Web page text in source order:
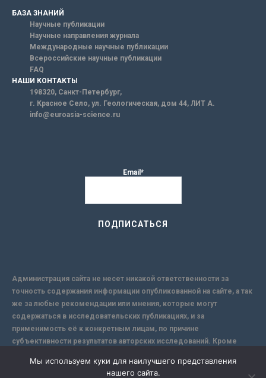
БАЗА ЗНАНИЙ
Научные публикации
Научные направления журнала
Международные научные публикации
Всероссийские научные публикации
FAQ
НАШИ КОНТАКТЫ
198320, Санкт-Петербург,
г. Красное Село, ул. Геологическая, дом 44, ЛИТ А.
info@euroasia-science.ru
Email*
Администрация сайта не несет никакой ответственности за
точность содержания информации опубликованной на сайте, а так
же за любые рекомендации или мнения, которые могут
содержаться в исследовательских публикациях, и за
применимость её к конкретным лицам, по причине
субъективности результатов авторских исследований. Кроме
надежной защиты информации, Сайт не несет ответственности за
Мы используем куки для наилучшего представления
нашего сайта.